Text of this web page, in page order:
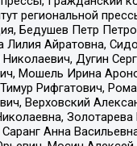
региональной
Бедушев Петр
Айратовна,
Дугин
Мошель Ирина
Рифгатович,
Верховский
Анна